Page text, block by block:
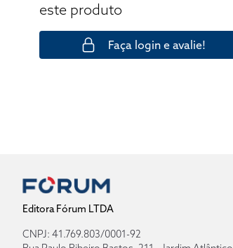
este produto
Faça login e avalie!
Editora Fórum LTDA
CNPJ: 41.769.803/0001-92